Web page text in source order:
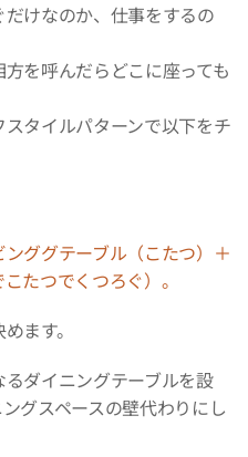
けなのか、仕事をするの
を呼んだらどこに座っても
タイルパターンで以下をチ
ググテーブル（こたつ）＋
たつでくつろぐ）。
ます。
ダイニングテーブルを設
グスペースの壁代わりにし